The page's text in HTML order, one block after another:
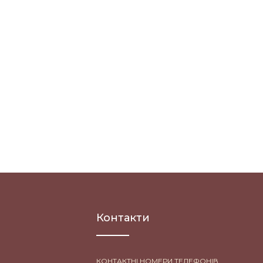
Контакти
КОНТАКТНІ НОМЕРИ ТЕЛЕФОНІВ